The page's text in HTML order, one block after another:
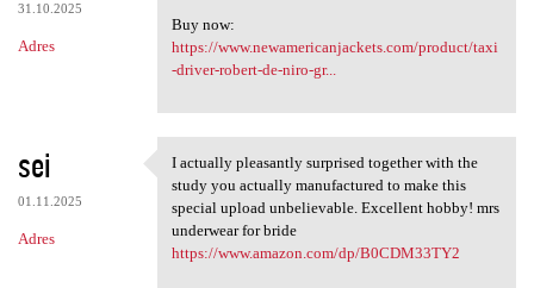
31.10.2025
Adres
Buy now:
https://www.newamericanjackets.com/product/taxi
-driver-robert-de-niro-gr...
sei
01.11.2025
Adres
I actually pleasantly
I actually pleasantly surprised together with the
study you actually manufactured to make this
special upload unbelievable. Excellent hobby! mrs
underwear for bride
https://www.amazon.com/dp/B0CDM33TY2